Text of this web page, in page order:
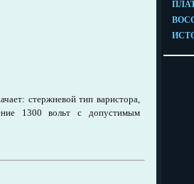
стержневой тип варистора,
1300 вольт с допустимым